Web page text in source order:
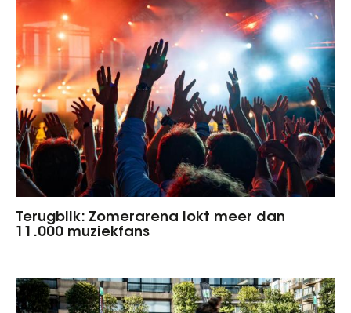
Terugblik: Zomerarena lokt meer dan
11.000 muziekfans